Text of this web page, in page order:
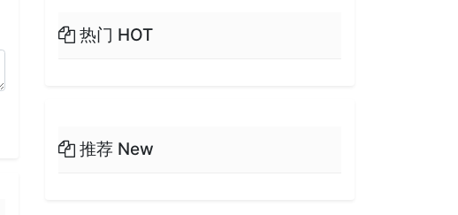
热门 HOT
推荐 New